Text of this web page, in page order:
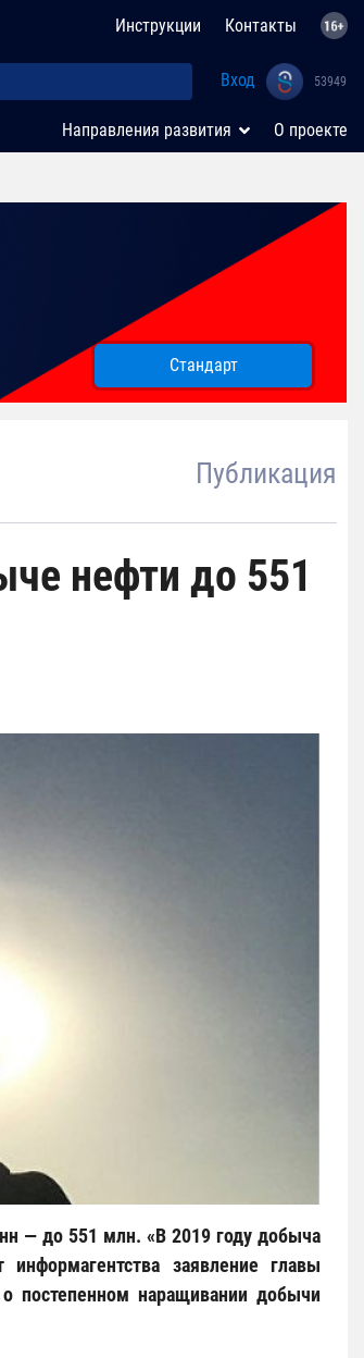
Инструкции Контакты
Вход 53949
Направления развития О проекте
Стандарт
Публикация
нефти до 551
— до 551 млн. «В 2019 году добыча
заявление главы
постепенном наращивании добычи